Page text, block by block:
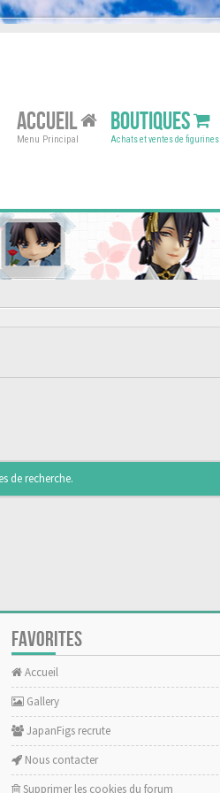
ACCUEIL
Menu Principal
BOUTIQUES
Achats et ventes de figurines
de recherche.
FAVORITES
Accueil
Gallery
JapanFigs recrute
Nous contacter
Supprimer les cookies du forum